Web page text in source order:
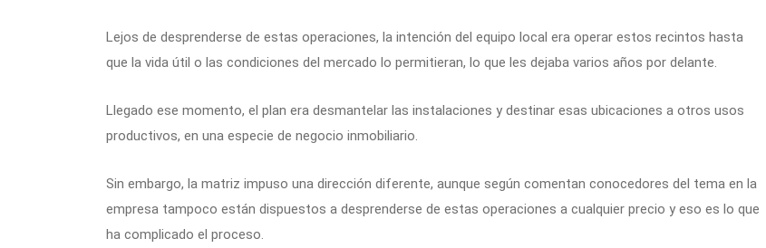
Lejos de desprenderse de estas operaciones, la intención del equipo local era operar estos recintos hasta
que la vida útil o las condiciones del mercado lo permitieran, lo que les dejaba varios años por delante.
Llegado ese momento, el plan era desmantelar las instalaciones y destinar esas ubicaciones a otros usos
productivos, en una especie de negocio inmobiliario.
Sin embargo, la matriz impuso una dirección diferente, aunque según comentan conocedores del tema en la
empresa tampoco están dispuestos a desprenderse de estas operaciones a cualquier precio y eso es lo que
ha complicado el proceso.